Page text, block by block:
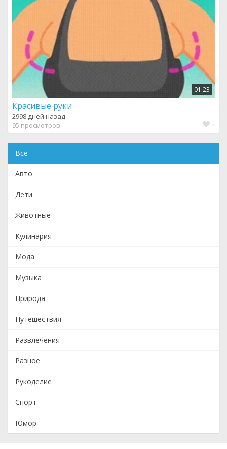
01:23
Красивые руки
2998 дней назад
95 просмотров
-
Все
Авто
Дети
Животные
Кулинария
Мода
Музыка
Природа
Путешествия
Развлечения
Разное
Рукоделие
Спорт
Юмор